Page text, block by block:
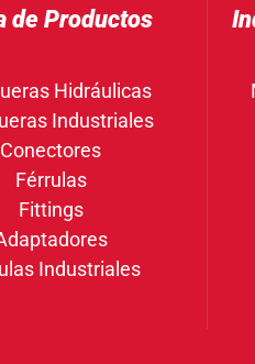
de Productos
Hidráulicas
Industriales
Conectores
Férrulas
Fittings
Industriales